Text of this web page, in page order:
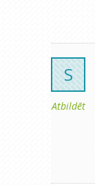
S
Atbildēt